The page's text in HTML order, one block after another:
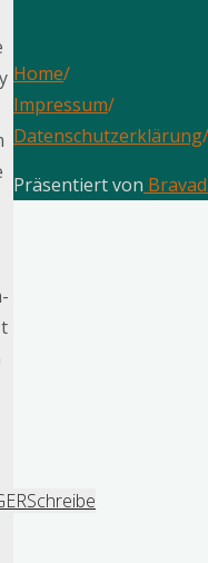
Schreibe
Home/
Impressum/
Datenschutzerklärung/
Präsentiert von